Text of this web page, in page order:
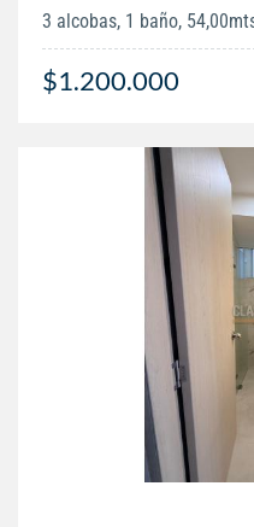
3 alcobas, 1 baño,
$1.200.000